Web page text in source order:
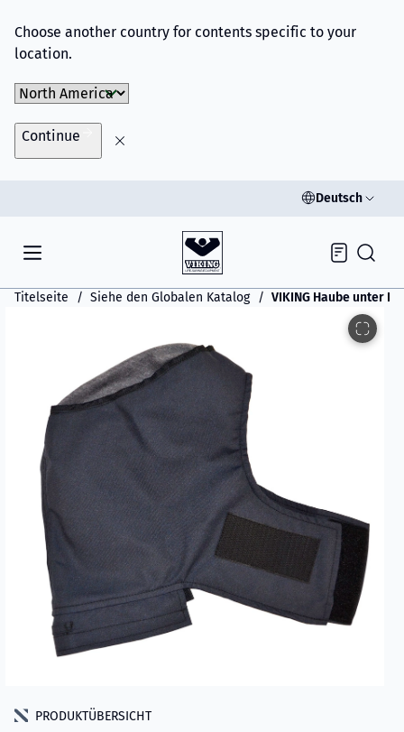
Choose another country for contents specific to your
location.
Choose Market
Continue
Deutsch
Inquiry
Titelseite Siehe den Globalen Katalog VIKING Haube unter
PRODUKTÜBERSICHT